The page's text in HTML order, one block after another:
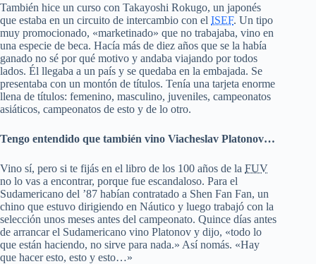
También hice un curso con Takayoshi Rokugo, un japonés
que estaba en un circuito de intercambio con el ISEF. Un tipo
muy promocionado, «marketinado» que no trabajaba, vino en
una especie de beca. Hacía más de diez años que se la había
ganado no sé por qué motivo y andaba viajando por todos
lados. Él llegaba a un país y se quedaba en la embajada. Se
presentaba con un montón de títulos. Tenía una tarjeta enorme
llena de títulos: femenino, masculino, juveniles, campeonatos
asiáticos, campeonatos de esto y de lo otro.
Tengo entendido que también vino Viacheslav Platonov…
Vino sí, pero si te fijás en el libro de los 100 años de la FUV
no lo vas a encontrar, porque fue escandaloso. Para el
Sudamericano del ’87 habían contratado a Shen Fan Fan, un
chino que estuvo dirigiendo en Náutico y luego trabajó con la
selección unos meses antes del campeonato. Quince días antes
de arrancar el Sudamericano vino Platonov y dijo, «todo lo
que están haciendo, no sirve para nada.» Así nomás. «Hay
que hacer esto, esto y esto…»